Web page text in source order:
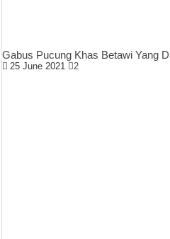
Gabus Pucung Khas Betawi Yang
25 June 2021 2